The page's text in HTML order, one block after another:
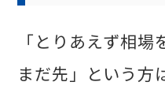
「とりあえず相
まだ先」という方